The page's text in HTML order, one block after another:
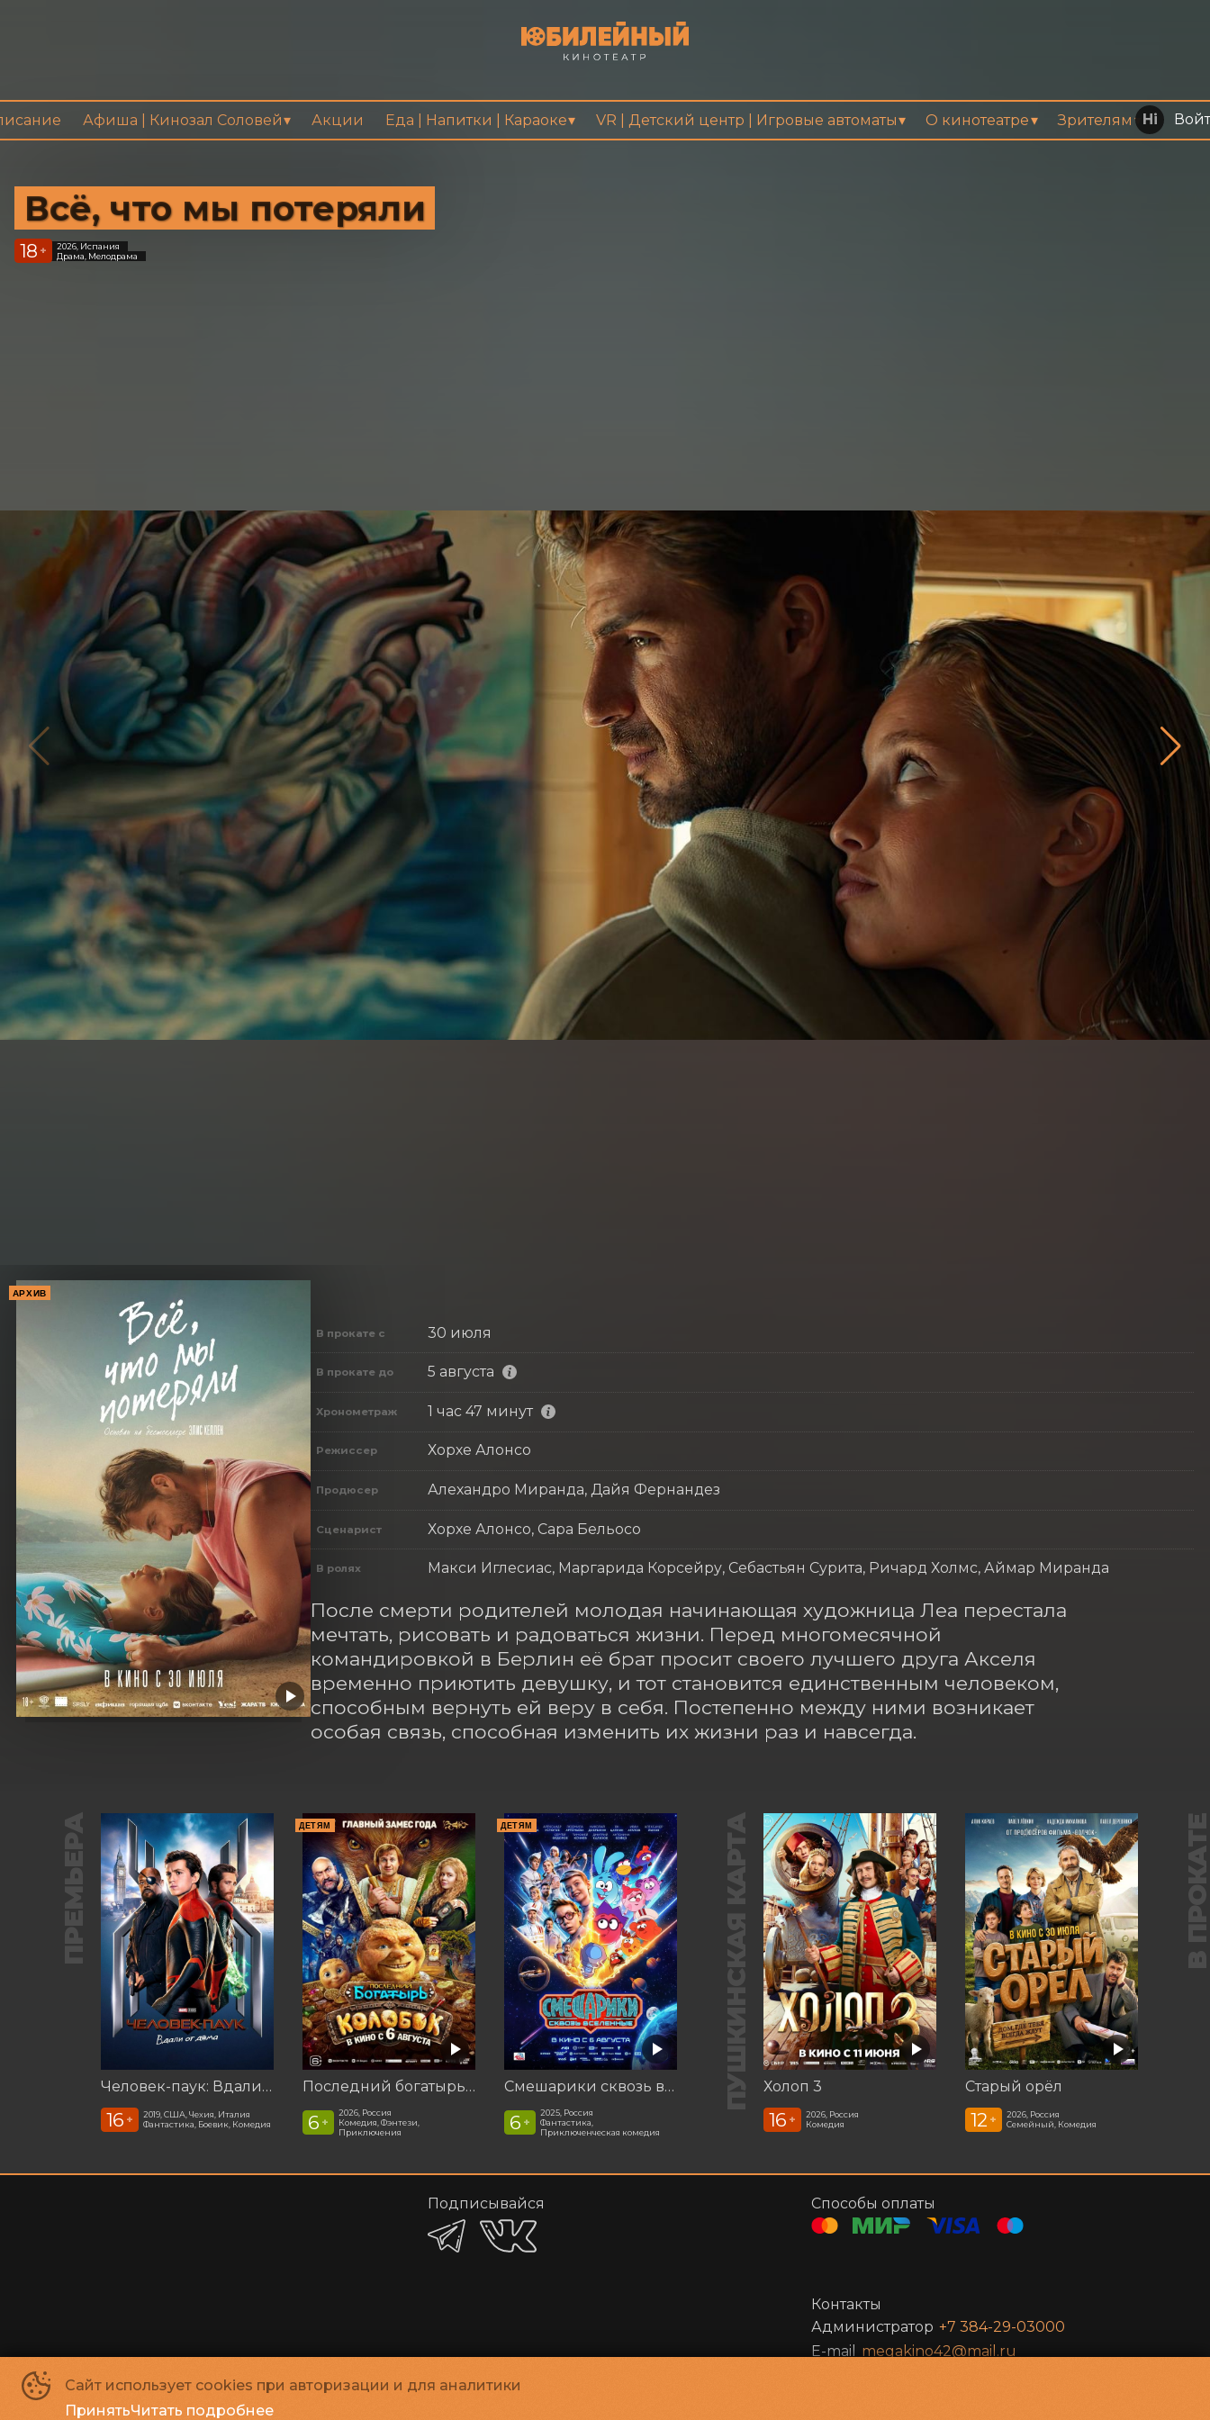
Афиша | Кинозал Соловей Акции Еда | Напитки | Караоке VR | Детский центр | Игровые автоматы О кинотеатре Зрителям
Всё, что мы потеряли
18 +
2026, Испания
Драма, Мелодрама
АРХИВ
В прокате с 30 июля
В прокате до 5 августа
Хронометраж 1 час 47 минут
Режиссер Хорхе Алонсо
Продюсер Алехандро Миранда, Дайя Фернандез
Сценарист Хорхе Алонсо, Сара Бельосо
В ролях Макси Иглесиас, Маргарида Корсейру, Себастьян Сурита, Ричард Холмс, Аймар Миранда
После смерти родителей молодая начинающая художница Леа перестала
мечтать, рисовать и радоваться жизни. Перед многомесячной
командировкой в Берлин её брат просит своего лучшего друга Акселя
временно приютить девушку, и тот становится единственным человеком,
способным вернуть ей веру в себя. Постепенно между ними возникает
особая связь, способная изменить их жизни раз и навсегда.
ПРЕМЬЕРА
Человек-паук: Вдали от дома (2019)
16 +
2019, США, Чехия, Италия
Фантастика, Боевик, Комедия
ДЕТЯМ
Последний богатырь. Колобок
6 +
2026, Россия
Комедия, Фэнтези,
Приключения
ДЕТЯМ
Смешарики сквозь вселенные
6 +
2025, Россия
Фантастика,
Приключенческая комедия
ПУШКИНСКАЯ КАРТА Холоп 3
16 +
2026, Россия
Комедия
Старый орёл
12 +
2026, Россия
Семейный, Комедия
В
Сайт использует cookies при авторизации и для аналитики
ПринятьЧитать подробнее
Подписывайся Способы оплаты
Контакты
Администратор +7 384-29-03000
E-mail megakino42@mail.ru